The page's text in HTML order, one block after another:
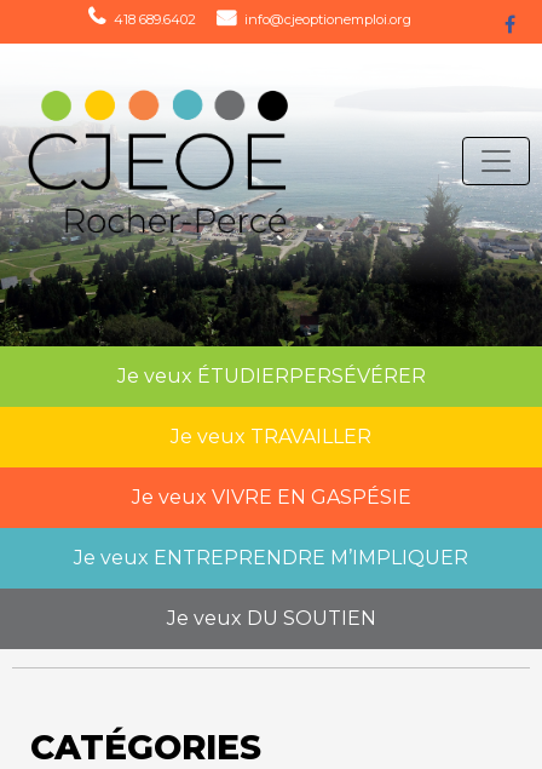
418 689.6402 info@cjeoptionemploi.org
Je veux ÉTUDIERPERSÉVÉRER
Je veux TRAVAILLER
Je veux VIVRE EN GASPÉSIE
Je veux ENTREPRENDRE M’IMPLIQUER
Je veux DU SOUTIEN
CATÉGORIES